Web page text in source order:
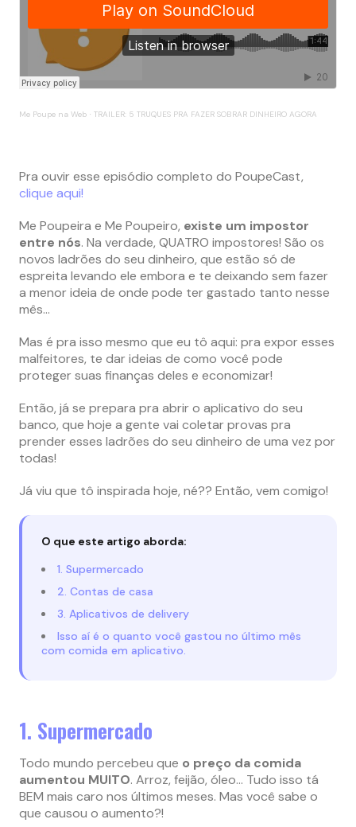
Me Poupe na Web · TRAILER: 5 TRUQUES PRA FAZER SOBRAR DINHEIRO AGORA
Pra ouvir esse episódio completo do PoupeCast,
clique aqui!
Me Poupeira e Me Poupeiro, existe um impostor
entre nós. Na verdade, QUATRO impostores! São os
novos ladrões do seu dinheiro, que estão só de
espreita levando ele embora e te deixando sem fazer
a menor ideia de onde pode ter gastado tanto nesse
mês…
Mas é pra isso mesmo que eu tô aqui: pra expor esses
malfeitores, te dar ideias de como você pode
proteger suas finanças deles e economizar!
Então, já se prepara pra abrir o aplicativo do seu
banco, que hoje a gente vai coletar provas pra
prender esses ladrões do seu dinheiro de uma vez por
todas!
Já viu que tô inspirada hoje, né?? Então, vem comigo!
O que este artigo aborda:
1. Supermercado
2. Contas de casa
3. Aplicativos de delivery
Isso aí é o quanto você gastou no último mês
com comida em aplicativo.
1. Supermercado
Todo mundo percebeu que o preço da comida
aumentou MUITO. Arroz, feijão, óleo… Tudo isso tá
BEM mais caro nos últimos meses. Mas você sabe o
que causou o aumento?!